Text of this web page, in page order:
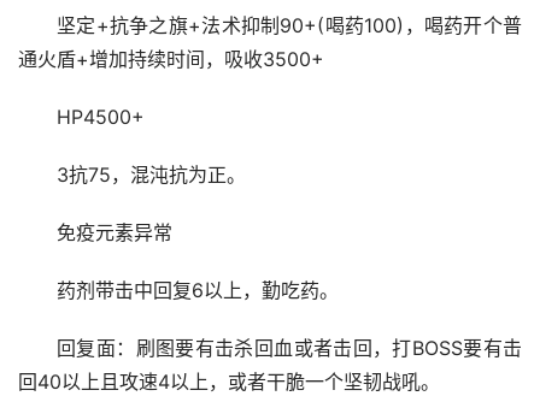
坚定+抗争之旗+法术抑制90+(喝药100)，喝药开个普
通火盾+增加持续时间，吸收3500+
HP4500+
3抗75，混沌抗为正。
免疫元素异常
药剂带击中回复6以上，勤吃药。
回复面：刷图要有击杀回血或者击回，打BOSS要有击
回40以上且攻速4以上，或者干脆一个坚韧战吼。